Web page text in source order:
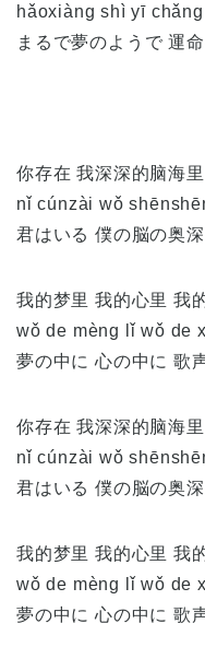
hǎoxiàng shì yī
まるで夢のようで 運
你存在 我深深的脑海里
nǐ cúnzài wǒ
君はいる 僕の脳の奥
我的梦里 我的心里 我
wǒ de mèng lǐ wǒ de
夢の中に 心の中に 歌
你存在 我深深的脑海里
nǐ cúnzài wǒ
君はいる 僕の脳の奥
我的梦里 我的心里 我
wǒ de mèng lǐ wǒ de
夢の中に 心の中に 歌